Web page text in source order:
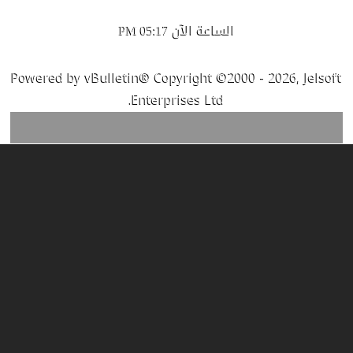
الساعة الآن 05:17 PM
Powered by vBulletin® Copyright ©2000 - 2026, Jelsoft
Enterprises Ltd.